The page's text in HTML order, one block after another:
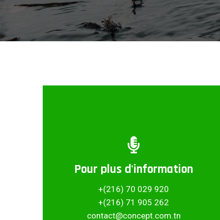
Pour plus d'information
+(216) 70 029 920
+(216) 71 905 262
contact@concept.com.tn
Partager ce projet